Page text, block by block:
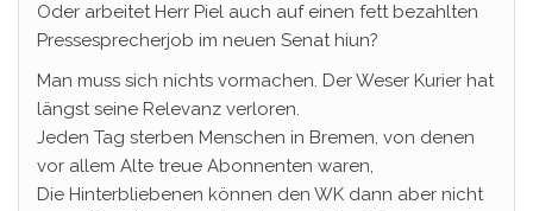
Oder arbeitet Herr Piel auch auf einen fett bezahlten
Pressesprecherjob im neuen Senat hiun?
Man muss sich nichts vormachen. Der Weser Kurier hat
längst seine Relevanz verloren.
Jeden Tag sterben Menschen in Bremen, von denen
vor allem Alte treue Abonnenten waren,
Die Hinterbliebenen können den WK dann aber nicht